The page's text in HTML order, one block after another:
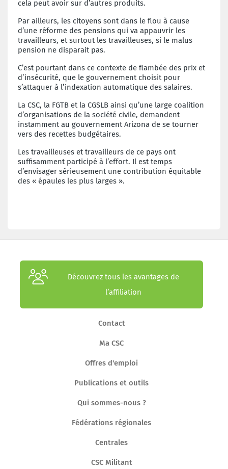
cela peut avoir sur d’autres produits.
Par ailleurs, les citoyens sont dans le flou à cause
d’une réforme des pensions qui va appauvrir les
travailleurs, et surtout les travailleuses, si le malus
pension ne disparait pas.
C’est pourtant dans ce contexte de flambée des prix et
d’insécurité, que le gouvernement choisit pour
s’attaquer à l’indexation automatique des salaires.
La CSC, la FGTB et la CGSLB ainsi qu’une large coalition
d’organisations de la société civile, demandent
instamment au gouvernement Arizona de se tourner
vers des recettes budgétaires.
Les travailleuses et travailleurs de ce pays ont
suffisamment participé à l’effort. Il est temps
d’envisager sérieusement une contribution équitable
des « épaules les plus larges ».
Découvrez tous les avantages de
l’affiliation
Contact
Ma CSC
Offres d'emploi
Publications et outils
Qui sommes-nous ?
Fédérations régionales
Centrales
CSC Militant